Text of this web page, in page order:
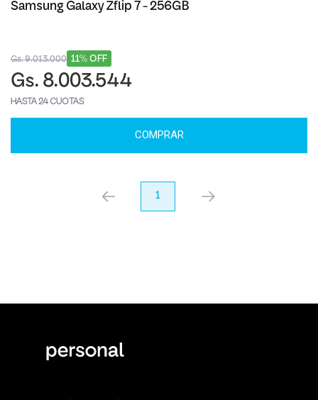
Samsung Galaxy Zflip 7 - 256GB
11% OFF
Gs. 9.013.000
Gs. 8.003.544
HASTA 24 CUOTAS
COMPRAR
anterior 1 próximo